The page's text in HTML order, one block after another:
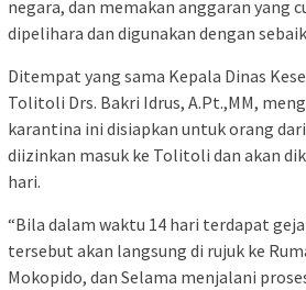
negara, dan memakan anggaran yang
dipelihara dan digunakan dengan
Ditempat yang sama Kepala Dinas
Tolitoli Drs. Bakri Idrus, A.Pt.,MM,
karantina ini disiapkan untuk orang
diizinkan masuk ke Tolitoli dan akan
hari.
“Bila dalam waktu 14 hari terdapat
tersebut akan langsung di rujuk ke
Mokopido, dan Selama menjalani